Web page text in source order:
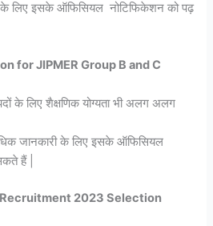
के लिए इसके ऑफिसियल नोटिफिकेशन को पढ़
for JIPMER Group B and C
के लिए शैक्षणिक योग्यता भी अलग अलग
जानकारी के लिए इसके ऑफिसियल
हैं |
Recruitment 2023 Selection